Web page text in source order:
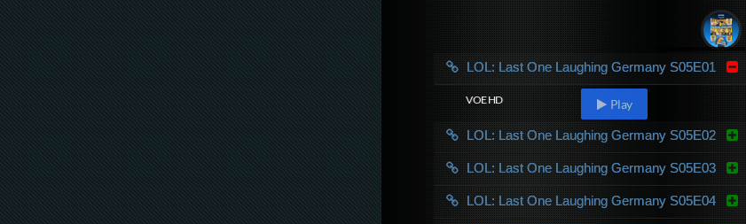
LOL: Last One Laughing Germany S05E01
VOE HD Play
LOL: Last One Laughing Germany S05E02
LOL: Last One Laughing Germany S05E03
LOL: Last One Laughing Germany S05E04